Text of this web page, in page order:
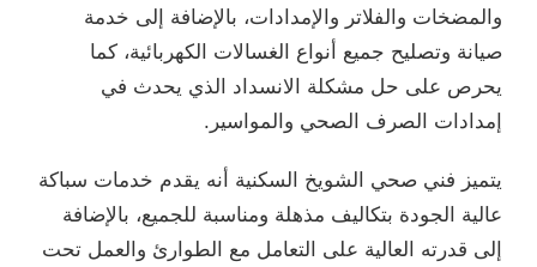
والمضخات والفلاتر والإمدادات، بالإضافة إلى خدمة
صيانة وتصليح جميع أنواع الغسالات الكهربائية، كما
يحرص على حل مشكلة الانسداد الذي يحدث في
إمدادات الصرف الصحي والمواسير.
يتميز فني صحي الشويخ السكنية أنه يقدم خدمات سباكة
عالية الجودة بتكاليف مذهلة ومناسبة للجميع، بالإضافة
إلى قدرته العالية على التعامل مع الطوارئ والعمل تحت